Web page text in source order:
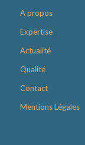
A propos
Expertise
Actualité
Qualité
Contact
Mentions Légales